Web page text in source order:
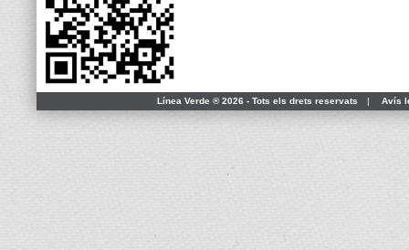
Línea Verde ® 2026 - Tots els drets reservats | Avís